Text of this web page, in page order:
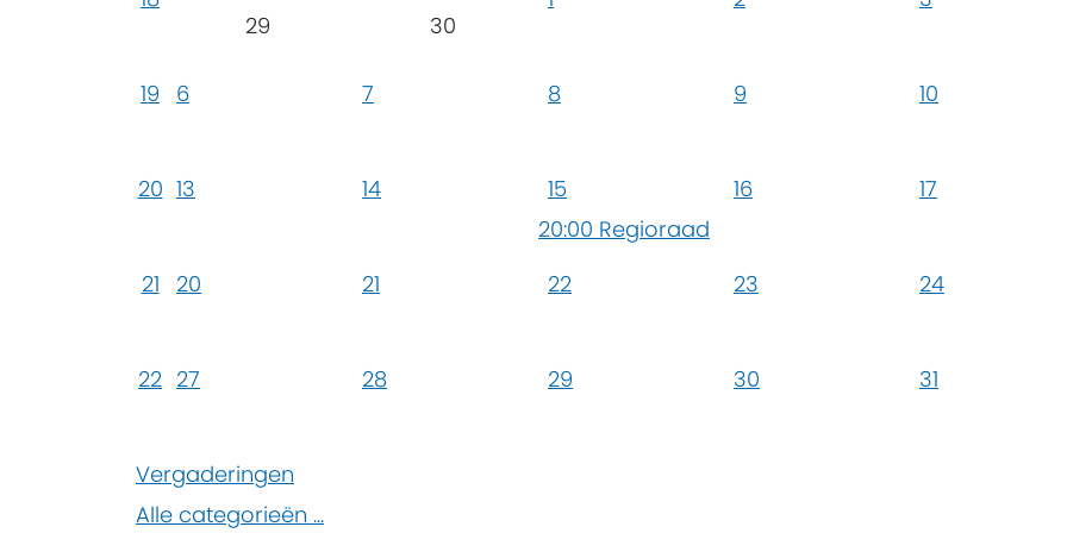
29
30
19 6 7 8 9 10
20 13 14
15
20:00 Regioraad
16 17
21 20 21 22 23 24
22 27 28 29 30
31
Vergaderingen
Alle categorieën ...